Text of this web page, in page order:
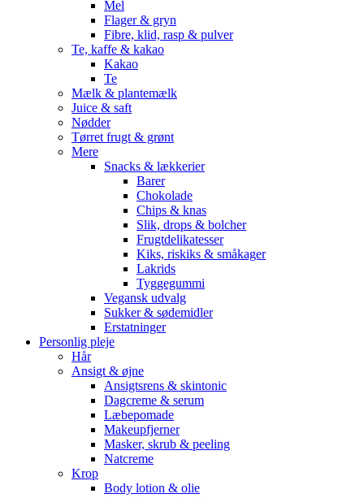
Mel
Flager & gryn
Fibre, klid, rasp & pulver
Te, kaffe & kakao
Kakao
Te
Mælk & plantemælk
Juice & saft
Nødder
Tørret frugt & grønt
Mere
Snacks & lækkerier
Barer
Chokolade
Chips & knas
Slik, drops & bolcher
Frugtdelikatesser
Kiks, riskiks & småkager
Lakrids
Tyggegummi
Vegansk udvalg
Sukker & sødemidler
Erstatninger
Personlig pleje
Hår
Ansigt & øjne
Ansigtsrens & skintonic
Dagcreme & serum
Læbepomade
Makeupfjerner
Masker, skrub & peeling
Natcreme
Krop
Body lotion & olie